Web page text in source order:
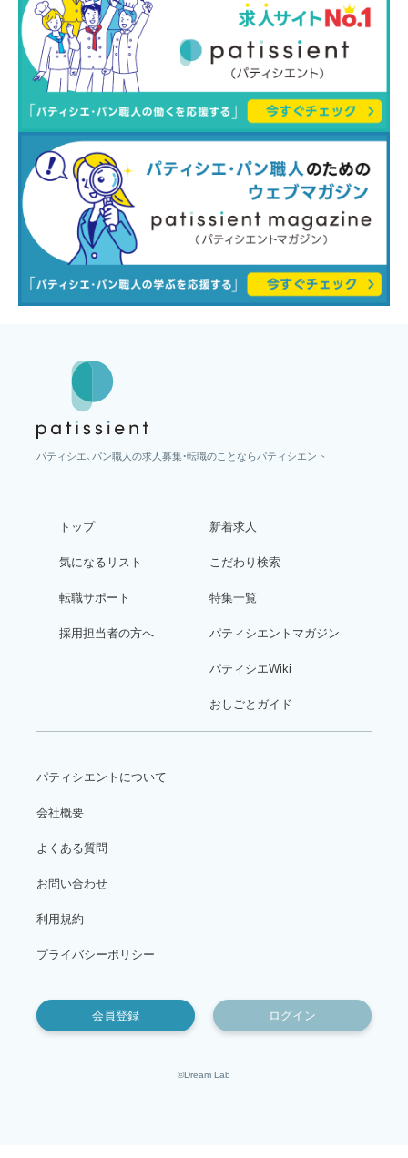
パティシエ、パン職人の求人募集・転職のことならパティシエント
トップ
気になるリスト
転職サポート
採用担当者の方へ
新着求人
こだわり検索
特集一覧
パティシエントマガジン
パティシエWiki
おしごとガイド
パティシエントについて
会社概要
よくある質問
お問い合わせ
利用規約
プライバシーポリシー
会員登録 ログイン
©Dream Lab